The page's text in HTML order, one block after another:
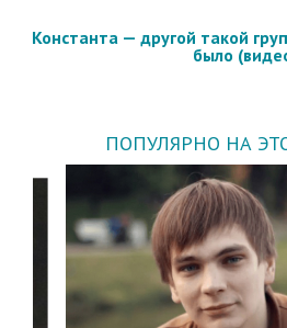
Константа — другой такой
было
ПОПУЛЯРНО НА